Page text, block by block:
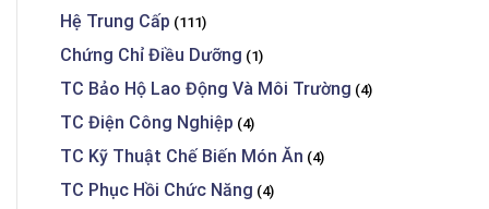
Hệ Trung Cấp (111)
Chứng Chỉ Điều Dưỡng (1)
TC Bảo Hộ Lao Động Và Môi Trường (4)
TC Điện Công Nghiệp (4)
TC Kỹ Thuật Chế Biến Món Ăn (4)
TC Phục Hồi Chức Năng (4)